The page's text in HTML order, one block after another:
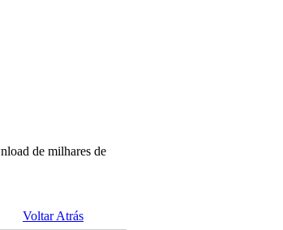
de milhares de
Voltar Atrás